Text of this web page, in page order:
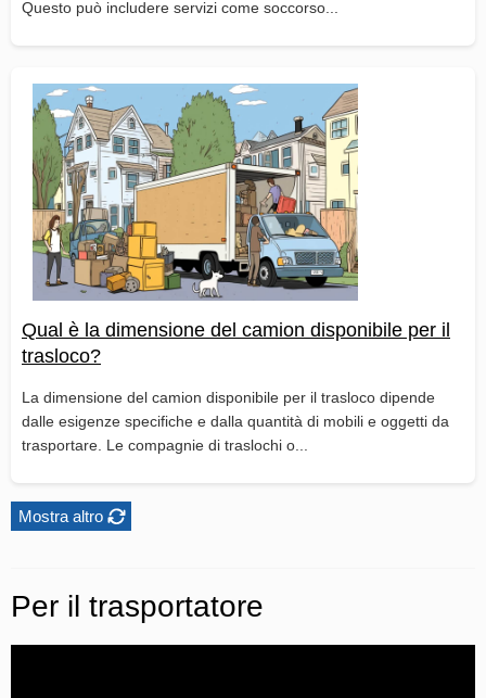
Questo può includere servizi come soccorso...
Qual è la dimensione del camion disponibile per il
trasloco?
La dimensione del camion disponibile per il trasloco dipende
dalle esigenze specifiche e dalla quantità di mobili e oggetti da
trasportare. Le compagnie di traslochi o...
Mostra altro
Per il trasportatore